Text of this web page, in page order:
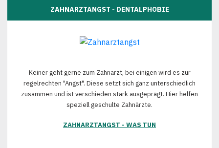
ZAHNARZTANGST - DENTALPHOBIE
Keiner geht gerne zum Zahnarzt, bei einigen wird es zur
regelrechten "Angst". Diese setzt sich ganz unterschiedlich
zusammen und ist verschieden stark ausgeprägt. Hier helfen
speziell geschulte Zahnärzte.
ZAHNARZTANGST - WAS TUN